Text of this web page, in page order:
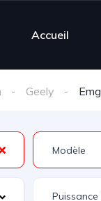
Accueil
Geely